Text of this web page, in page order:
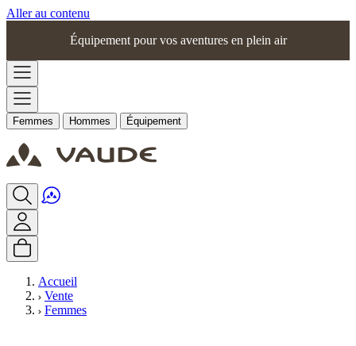
Aller au contenu
Équipement pour vos aventures en plein air
Femmes Hommes Équipement
Accueil
Vente
Femmes